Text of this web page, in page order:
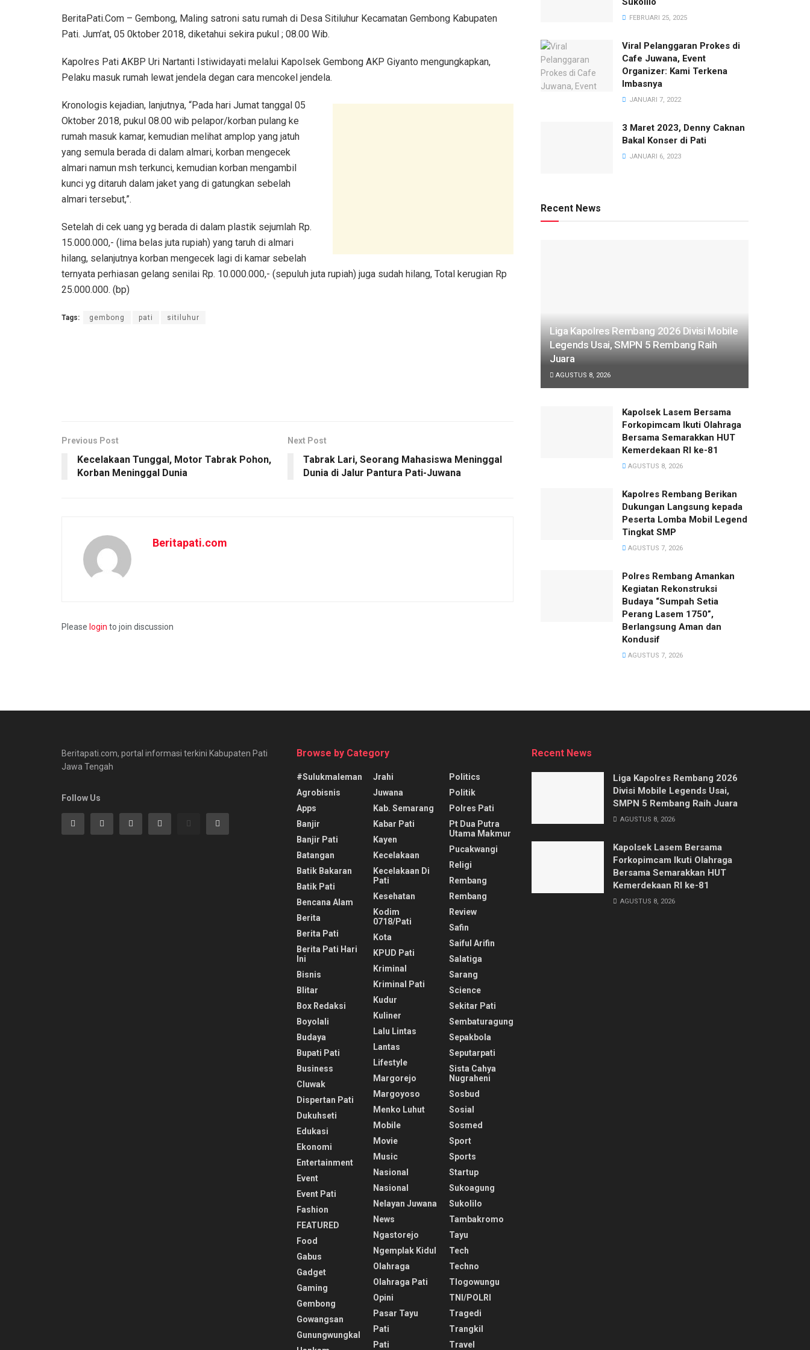
BeritaPati.Com – Gembong, Maling satroni satu rumah di Desa Sitiluhur Kecamatan Gembong Kabupaten
Pati. Jum’at, 05 0ktober 2018, diketahui sekira pukul ; 08.00 Wib.
Kapolres Pati AKBP Uri Nartanti Istiwidayati melalui Kapolsek Gembong AKP Giyanto mengungkapkan,
Pelaku masuk rumah lewat jendela degan cara mencokel jendela.
Kronologis kejadian, lanjutnya, “Pada hari Jumat tanggal 05
Oktober 2018, pukul 08.00 wib pelapor/korban pulang ke
rumah masuk kamar, kemudian melihat amplop yang jatuh
yang semula berada di dalam almari, korban mengecek
almari namun msh terkunci, kemudian korban mengambil
kunci yg ditaruh dalam jaket yang di gatungkan sebelah
almari tersebut,”.
Setelah di cek uang yg berada di dalam plastik sejumlah Rp.
15.000.000,- (lima belas juta rupiah) yang taruh di almari
hilang, selanjutnya korban mengecek lagi di kamar sebelah
ternyata perhiasan gelang senilai Rp. 10.000.000,- (sepuluh juta rupiah) juga sudah hilang, Total kerugian Rp
25.000.000. (bp)
Tags: gembong pati sitiluhur
Previous Post
Kecelakaan Tunggal, Motor Tabrak Pohon,
Korban Meninggal Dunia
Next Post
Tabrak Lari, Seorang Mahasiswa Meninggal
Dunia di Jalur Pantura Pati-Juwana
Beritapati.com
Please login to join discussion
FEBRUARI 25, 2025
Viral Pelanggaran Prokes di
Cafe Juwana, Event
Organizer: Kami Terkena
Imbasnya
JANUARI 7, 2022
3 Maret 2023, Denny Caknan
Bakal Konser di Pati
JANUARI 6, 2023
Recent News
Liga Kapolres Rembang 2026 Divisi Mobile
Legends Usai, SMPN 5 Rembang Raih
Juara
AGUSTUS 8, 2026
Kapolsek Lasem Bersama
Forkopimcam Ikuti Olahraga
Bersama Semarakkan HUT
Kemerdekaan RI ke-81
AGUSTUS 8, 2026
Kapolres Rembang Berikan
Dukungan Langsung kepada
Peserta Lomba Mobil Legend
Tingkat SMP
AGUSTUS 7, 2026
Polres Rembang Amankan
Kegiatan Rekonstruksi
Budaya “Sumpah Setia
Perang Lasem 1750”,
Berlangsung Aman dan
Kondusif
AGUSTUS 7, 2026
Beritapati.com, portal informasi terkini Kabupaten Pati
Jawa Tengah
Follow Us
Browse by Category
#sulukmaleman
Agrobisnis
Apps
Banjir
Banjir Pati
Batangan
Batik Bakaran
Batik Pati
Bencana Alam
Berita
Berita Pati
Berita Pati Hari
Ini
Bisnis
Blitar
Box Redaksi
Boyolali
Budaya
Bupati Pati
Business
Cluwak
Dispertan Pati
Dukuhseti
Edukasi
Ekonomi
Entertainment
Event
Event Pati
Fashion
FEATURED
Food
Gabus
Gadget
Gaming
Gembong
Gowangsan
Gunungwungkal
Jrahi
Juwana
Kab. Semarang
Kabar Pati
Kayen
Kecelakaan
Kecelakaan Di
Pati
Kesehatan
Kodim
0718/pati
Kota
KPUD Pati
Kriminal
Kriminal Pati
Kudur
Kuliner
Lalu Lintas
Lantas
Lifestyle
Margorejo
Margoyoso
Menko Luhut
Mobile
Movie
Music
Nasional
Nasional
Nelayan Juwana
News
Ngastorejo
Ngemplak Kidul
Olahraga
Olahraga Pati
Opini
Pasar Tayu
Pati
Pati
Politics
Politik
Polres Pati
Pt Dua Putra
Utama Makmur
Pucakwangi
Religi
Rembang
Rembang
Review
Safin
Saiful Arifin
Salatiga
Sarang
Science
Sekitar Pati
Sembaturagung
Sepakbola
Seputarpati
Sista Cahya
Nugraheni
Sosbud
Sosial
Sosmed
Sport
Sports
Startup
Sukoagung
Sukolilo
Tambakromo
Tayu
Tech
Techno
Tlogowungu
TNI/POLRI
Tragedi
Trangkil
Travel
Recent News
Liga Kapolres Rembang 2026
Divisi Mobile Legends Usai,
SMPN 5 Rembang Raih Juara
AGUSTUS 8, 2026
Kapolsek Lasem Bersama
Forkopimcam Ikuti Olahraga
Bersama Semarakkan HUT
Kemerdekaan RI ke-81
AGUSTUS 8, 2026